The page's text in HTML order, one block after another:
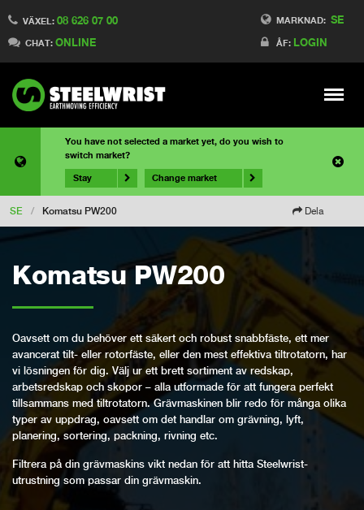
MARKNAD: SE
ÅF: LOGIN
VÄXEL: 08 626 07 00
CHAT: ONLINE
Meny
You have not selected a market yet, do you wish to
switch market?
Stay Change market
SE / Komatsu PW200 Dela
Komatsu PW200
Oavsett om du behöver ett säkert och robust snabbfäste, ett mer
avancerat tilt- eller rotorfäste, eller den mest effektiva tiltrotatorn, har
vi lösningen för dig. Välj ur ett brett sortiment av redskap,
arbetsredskap och skopor – alla utformade för att fungera perfekt
tillsammans med tiltrotatorn. Grävmaskinen blir redo för många olika
typer av uppdrag, oavsett om det handlar om grävning, lyft,
planering, sortering, packning, rivning etc.
Filtrera på din grävmaskins vikt nedan för att hitta Steelwrist-
utrustning som passar din grävmaskin.